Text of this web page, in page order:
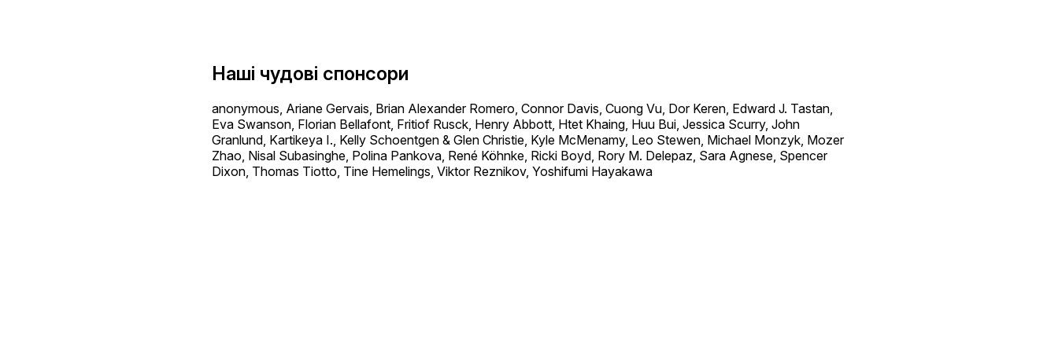
Наші чудові спонсори
anonymous, Ariane Gervais, Brian Alexander Romero, Connor Davis, Cuong Vu, Dor Keren, Edward J. Tastan,
Eva Swanson, Florian Bellafont, Fritiof Rusck, Henry Abbott, Htet Khaing, Huu Bui, Jessica Scurry, John
Granlund, Kartikeya I., Kelly Schoentgen & Glen Christie, Kyle McMenamy, Leo Stewen, Michael Monzyk, Mozer
Zhao, Nisal Subasinghe, Polina Pankova, René Köhnke, Ricki Boyd, Rory M. Delepaz, Sara Agnese, Spencer
Dixon, Thomas Tiotto, Tine Hemelings, Viktor Reznikov, Yoshifumi Hayakawa